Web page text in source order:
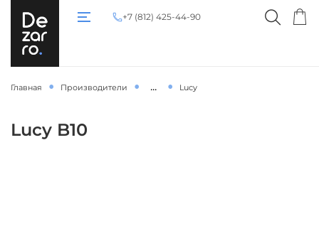
+7 (812) 425-44-90
Главная Производители ... Lucy
Lucy B10